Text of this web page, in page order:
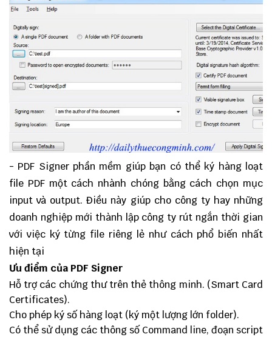
- PDF Signer phần mềm giúp bạn có thể ký hàng loạt
file PDF một cách nhành chóng bằng cách chọn mục
input và output. Điều này giúp cho công ty hay những
doanh nghiệp mới thành lập công ty rút ngắn thời gian
với việc ký từng file riêng lẻ như cách phổ biến nhất
hiện tại
Ưu điểm của PDF Signer
Hỗ trợ các chứng thư trên thẻ thông minh. (Smart Card
Certificates).
Cho phép ký số hàng loạt (ký một lượng lớn folder).
Có thể sử dụng các thông số Command line, đoạn script